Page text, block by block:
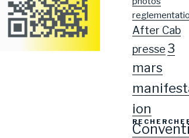
After Cab
presse 3
mars
ion